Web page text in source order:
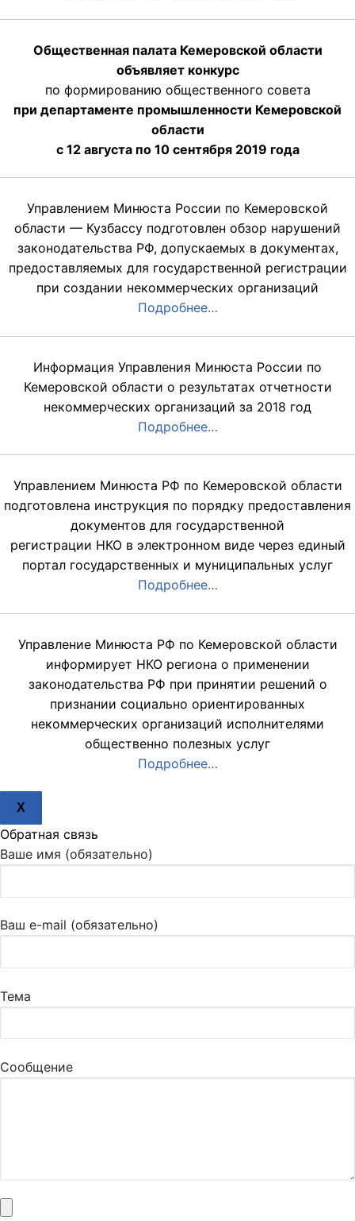
Общественная палата Кемеровской области
объявляет конкурс
по формированию общественного совета
при департаменте промышленности Кемеровской
области
с 12 августа по 10 сентября 2019 года
Управлением Минюста России по Кемеровской
области — Кузбассу подготовлен обзор нарушений
законодательства РФ, допускаемых в документах,
предоставляемых для государственной регистрации
при создании некоммерческих организаций
Подробнее…
Информация Управления Минюста России по
Кемеровской области о результатах отчетности
некоммерческих организаций за 2018 год
Подробнее…
Управлением Минюста РФ по Кемеровской области
подготовлена инструкция по порядку предоставления
документов для государственной
регистрации НКО в электронном виде через единый
портал государственных и муниципальных услуг
Подробнее…
Управление Минюста РФ по Кемеровской области
информирует НКО региона о применении
законодательства РФ при принятии решений о
признании социально ориентированных
некоммерческих организаций исполнителями
общественно полезных услуг
Подробнее…
X
Обратная связь
Ваше имя (обязательно)
Ваш e-mail (обязательно)
Тема
Сообщение